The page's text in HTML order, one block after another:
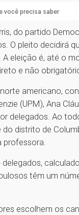
você precisa saber
do partido
O pleito decidirá
eleição é, até o
e não
americano,
(UPM), Ana
delegados. Ao
distrito de
professora.
têm um
escolhem os